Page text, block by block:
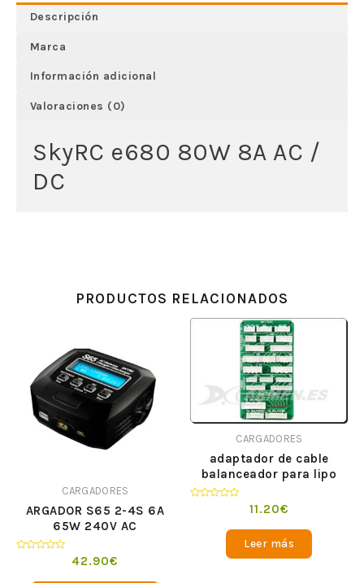
Descripción
Marca
Información adicional
Valoraciones (0)
SkyRC e680 80W 8A AC /
DC
PRODUCTOS RELACIONADOS
CARGADORES
ARGADOR S65 2-4S 6A
65W 240V AC
42.90€
CARGADORES
adaptador de cable
balanceador para lipo
11.20€
Leer más